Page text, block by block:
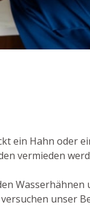
ein Hahn oder
vermieden
unser